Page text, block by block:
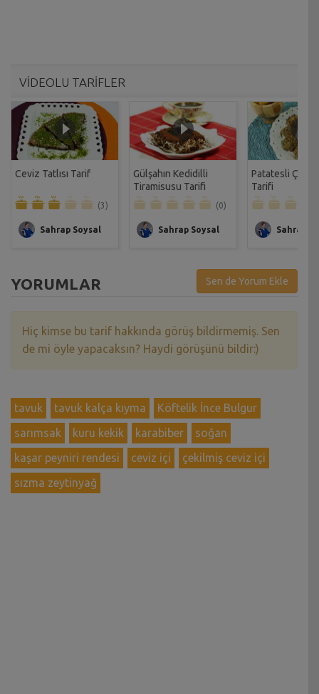
VİDEOLU TARİFLER
Ceviz Tatlısı Tarif
(3)
Sahrap Soysal
Gülşahın Kedidilli
Tiramisusu Tarifi
(0)
Sahrap Soysal
Patatesli Çıtır
Tarifi
Sahrap
YORUMLAR Sen de Yorum Ekle
Hiç kimse bu tarif hakkında görüş bildirmemiş. Sen
de mi öyle yapacaksın? Haydi görüşünü bildir:)
tavuk tavuk kalça kıyma
Köftelik İnce Bulgur
sarımsak
kuru kekik karabiber
soğan
kaşar peyniri rendesi
ceviz içi
çekilmiş ceviz içi
sızma zeytinyağ